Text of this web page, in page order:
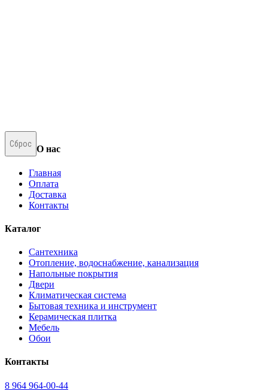
Сброс
О нас
Главная
Оплата
Доставка
Контакты
Каталог
Сантехника
Отопление, водоснабжение, канализация
Напольные покрытия
Двери
Климатическая система
Бытовая техника и инструмент
Керамическая плитка
Мебель
Обои
Контакты
8 964 964-00-44